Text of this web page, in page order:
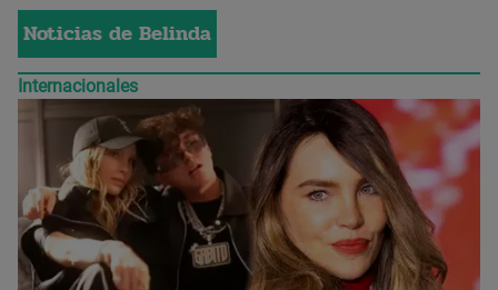
Noticias de Belinda
Internacionales